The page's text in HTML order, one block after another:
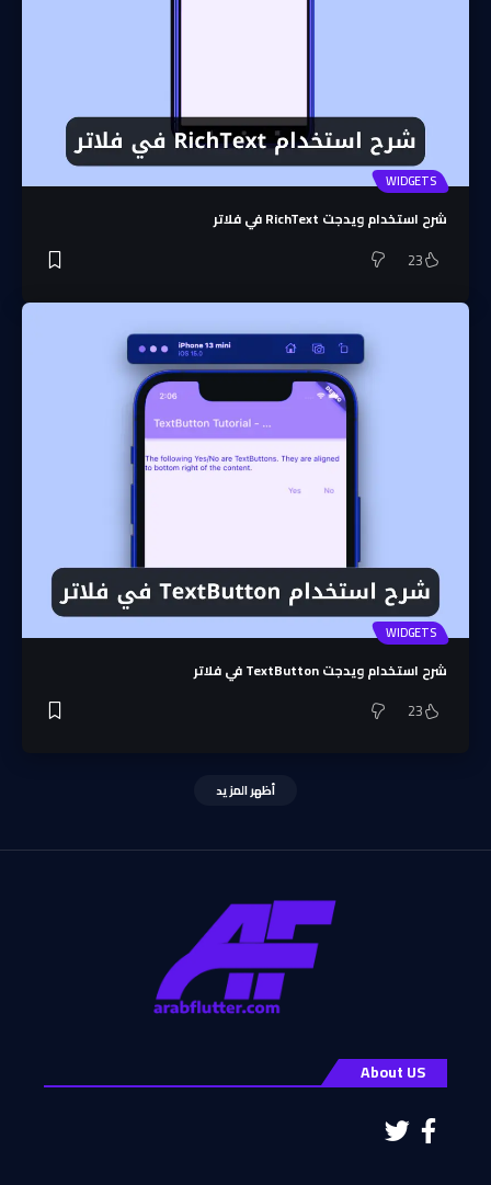
WIDGETS
شرح استخدام ويدجت RichText في فلاتر
23
WIDGETS
شرح استخدام ويدجت TextButton في فلاتر
23
أظهر المزيد
About US